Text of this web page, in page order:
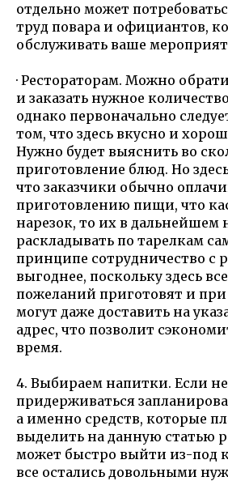
отдельно может
труд повара и официантов,
обслуживать ваше
· Рестораторам. Можно
и заказать нужное
однако первоначально
том, что здесь вкусно и
Нужно будет выяснить во
приготовление блюд. Но
что заказчики обычно
приготовлению пищи, что
нарезок, то их в дальнейшем
раскладывать по тарелкам
принципе сотрудничество с
выгоднее, поскольку здесь
пожеланий приготовят и
могут даже доставить на
адрес, что позволит
время.
4. Выбираем напитки. Если не
придерживаться
а именно средств, которые
выделить на данную статью
может быстро выйти из-под
все остались довольными